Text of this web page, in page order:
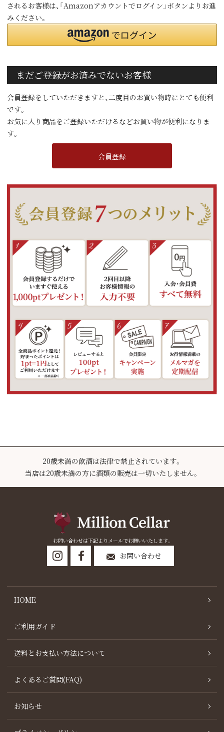
されるお客様は、「Amazonアカウントでログイン」ボタンよりお進
みください。
まだご登録がお済みでないお客様
会員登録をしていただきますと、二度目のお買い物時にとても便利
です。
お気に入り商品をご登録いただけるなどお買い物が便利になりま
す。
会員登録
20歳未満の飲酒は法律で禁止されています。
当店は20歳未満の方に酒類の販売は一切いたしません。
お問い合わせは下記よりメールでお願いいたします。
お問い合わせ
HOME
ご利用ガイド
送料とお支払い方法について
よくあるご質問(FAQ)
お知らせ